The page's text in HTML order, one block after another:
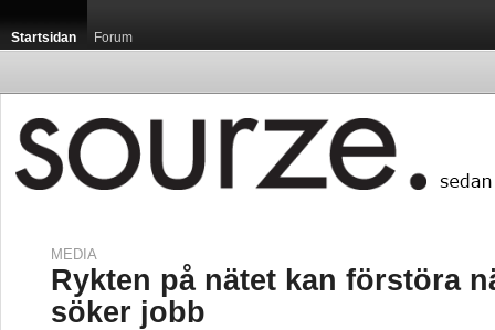
Startsidan Forum
MEDIA
Rykten på nätet kan förstöra
söker jobb